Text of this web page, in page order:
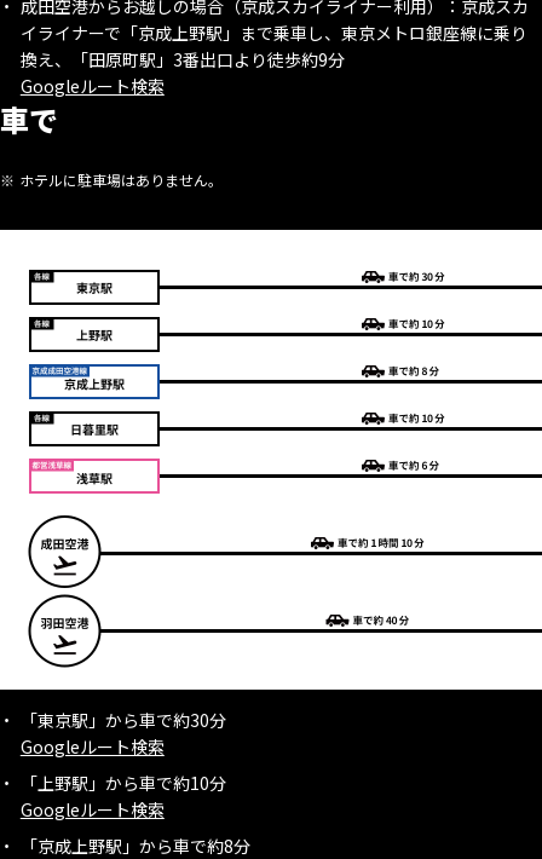
成田空港からお越しの場合（京成スカイライナー利用）：京成スカ
イライナーで「京成上野駅」まで乗車し、東京メトロ銀座線に乗り
換え、「田原町駅」3番出口より徒歩約9分
Googleルート検索
車で
ホテルに駐車場はありません。
「東京駅」から車で約30分
Googleルート検索
「上野駅」から車で約10分
Googleルート検索
「京成上野駅」から車で約8分